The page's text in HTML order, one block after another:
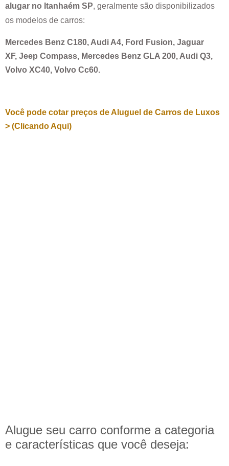
alugar no Itanhaém SP, geralmente são disponibilizados
os modelos de carros:
Mercedes Benz C180, Audi A4, Ford Fusion, Jaguar
XF, Jeep Compass, Mercedes Benz GLA 200, Audi Q3,
Volvo XC40, Volvo Cc60.
Você pode cotar preços de Aluguel de Carros de Luxos
> (Clicando Aqui)
Alugue seu carro conforme a categoria
e características que você deseja: